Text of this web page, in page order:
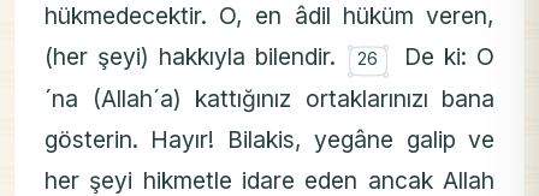
hükmedecektir. O, en âdil hüküm veren,
(her şeyi) hakkıyla bilendir. ۝
26
De ki: O
´na (Allah´a) kattığınız ortaklarınızı bana
gösterin. Hayır! Bilakis, yegâne galip ve
her şeyi hikmetle idare eden ancak Allah